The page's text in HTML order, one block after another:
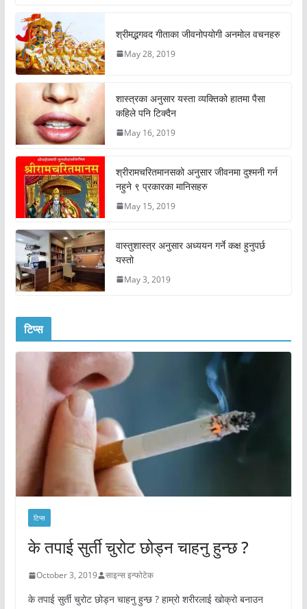
श्रीमद्भगवद गीताका जीवनोपयोगी अनमोल वचनहरु
May 28, 2019
शास्त्रका अनुसार यस्ता व्यक्तिको हातमा पैसा
कहिले पनि टिक्दैन
May 16, 2019
श्रीरामचरितमानसको अनुसार जीवनमा दुश्मनी गर्न
नहुने ९ प्रकारका मानिसहरु
May 15, 2019
वास्तुशास्त्र अनुसार अध्ययन गर्ने कक्ष हुनुपर्छ
यस्तो
May 3, 2019
टिप्स
टिप्स
के तपाई सुर्ती चुरोट छोड्न चाहनु हुन्छ ?
October 3, 2019 साइन्स इन्फोटेक
के तपाई सुर्ती चुरोट छोड्न चाहनु हुन्छ ? हाम्रो शरीरलाई खोक्रो बनाउन